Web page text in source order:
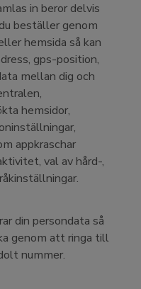
in beror delvis
beställer genom
hemsida så kan
gps-position,
mellan dig och
hemsidor,
appkraschar
val av hård-,
din persondata så
genom att ringa till
nummer.